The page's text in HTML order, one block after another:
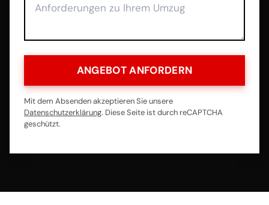
ANGEBOT ANFORDERN
Mit dem Absenden akzeptieren Sie unsere
Datenschutzerklärung. Diese Seite ist durch reCAPTCHA
geschützt.